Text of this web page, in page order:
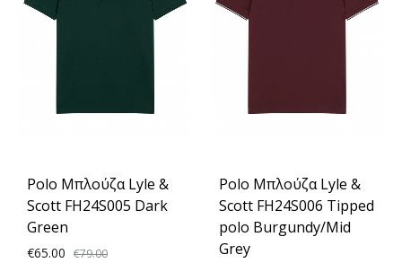
Polo Μπλούζα Lyle &
Scott FH24S005 Dark
Green
€65.00 €79.00
Polo Μπλούζα Lyle &
Scott FH24S006 Tipped
polo Burgundy/Mid
Grey